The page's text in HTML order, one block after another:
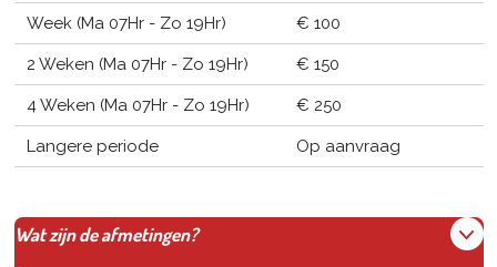
Week (Ma 07Hr - Zo 19Hr) € 100
2 Weken (Ma 07Hr - Zo 19Hr) € 150
4 Weken (Ma 07Hr - Zo 19Hr) € 250
Langere periode Op aanvraag
Wat zijn de afmetingen?